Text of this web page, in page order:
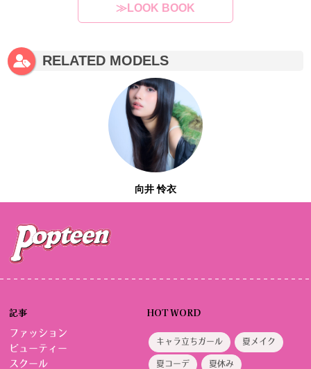
≫LOOK BOOK
RELATED MODELS
向井 怜衣
記事
ファッション
ビューティー
スクール
HOT WORD
キャラ立ちガール 夏メイク
夏コーデ 夏休み